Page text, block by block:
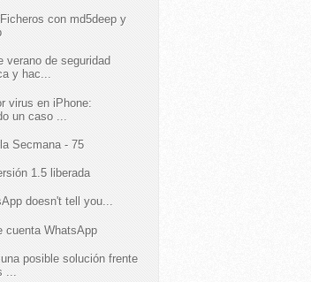
con md5deep y
verano de seguridad
y hac...
virus en iPhone:
un caso ...
Secmana - 75
1.5 liberada
doesn't tell you...
cuenta WhatsApp
posible solución frente